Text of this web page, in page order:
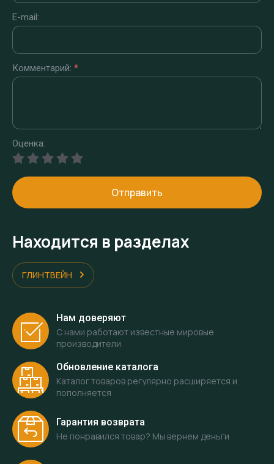
E-mail:
Комментарий: *
Оценка:
Отправить
Находится в разделах
ГЛИНТВЕЙН
Нам доверяют
С нами работают известные мировые
производители
Обновление каталога
Каталог товаров регулярно расширяется и
пополняется
Гарантия возврата
Не понравился товар? Мы вернем деньги